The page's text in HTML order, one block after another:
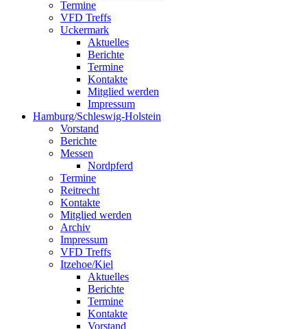
Termine
VFD Treffs
Uckermark
Aktuelles
Berichte
Termine
Kontakte
Mitglied werden
Impressum
Hamburg/Schleswig-Holstein
Vorstand
Berichte
Messen
Nordpferd
Termine
Reitrecht
Kontakte
Mitglied werden
Archiv
Impressum
VFD Treffs
Itzehoe/Kiel
Aktuelles
Berichte
Termine
Kontakte
Vorstand